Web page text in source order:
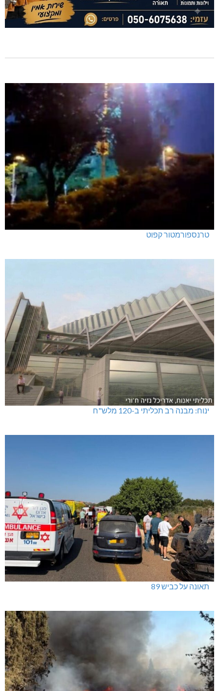
טרנספורמטור קפוט
ינוח: מבנה רב תכליתי ב-120 מלש"ח
תאונה על כביש 89